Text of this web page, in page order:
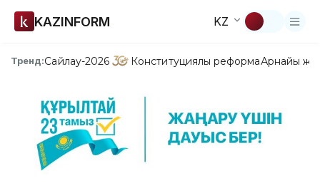
KAZINFORM KZ
Тренд:Сайлау-2026 Конституциялық реформаАрнайы